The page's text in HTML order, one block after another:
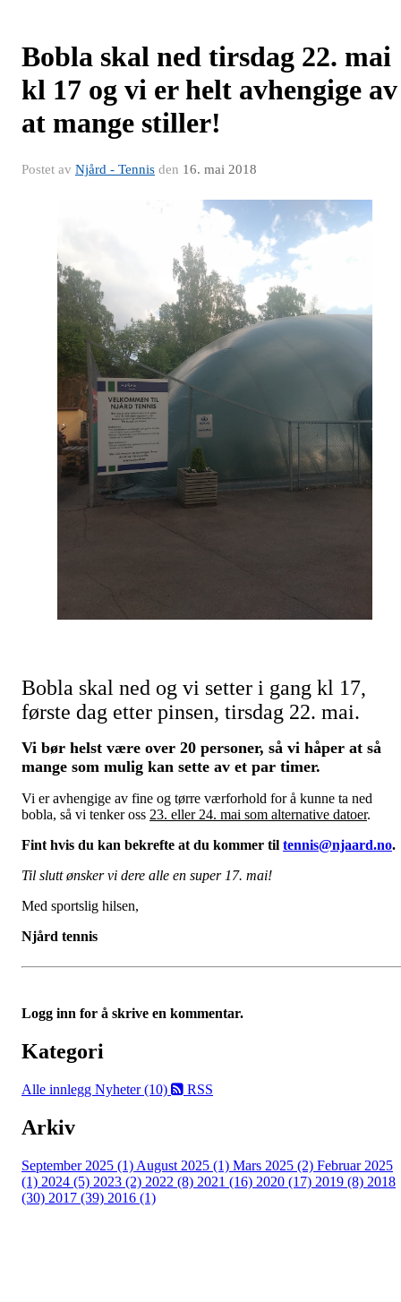
Bobla skal ned tirsdag 22. mai
kl 17 og vi er helt avhengige av
at mange stiller!
Postet av Njård - Tennis den 16. mai 2018
Bobla skal ned og vi setter i gang kl 17,
første dag etter pinsen, tirsdag 22. mai.
Vi bør helst være over 20 personer, så vi håper at så
mange som mulig kan sette av et par timer.
Vi er avhengige av fine og tørre værforhold for å kunne ta ned
bobla, så vi tenker oss 23. eller 24. mai som alternative datoer.
Fint hvis du kan bekrefte at du kommer til tennis@njaard.no.
Til slutt ønsker vi dere alle en super 17. mai!
Med sportslig hilsen,
Njård tennis
Logg inn for å skrive en kommentar.
Kategori
Alle innlegg Nyheter (10) RSS
Arkiv
September 2025 (1) August 2025 (1) Mars 2025 (2) Februar 2025
(1) 2024 (5) 2023 (2) 2022 (8) 2021 (16) 2020 (17) 2019 (8) 2018
(30) 2017 (39) 2016 (1)